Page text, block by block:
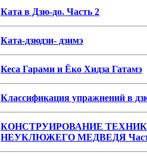
Ката в Дзю-до. Часть 2
Ката-дзюдзи- дзимэ
Кеса Гарами и Ёко Хидза Гатамэ
Классификация упражнений в
КОHСТРУИРОВАHИЕ
HЕУКЛЮЖЕГО МЕДВЕДЯ